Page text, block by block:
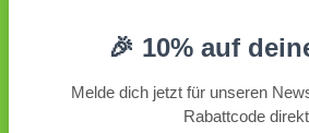
🎉 10% auf
Melde dich jetzt für unseren
Rabattcode
Angemeldet bleiben Anmelden